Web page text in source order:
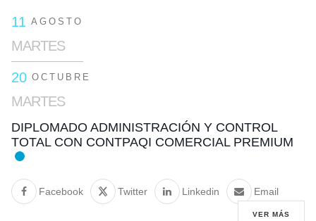
11 AGOSTO
MARTES
20 OCTUBRE
MARTES
DIPLOMADO ADMINISTRACIÓN Y CONTROL
TOTAL CON CONTPAQI COMERCIAL PREMIUM
Facebook Twitter Linkedin Email
VER MÁS